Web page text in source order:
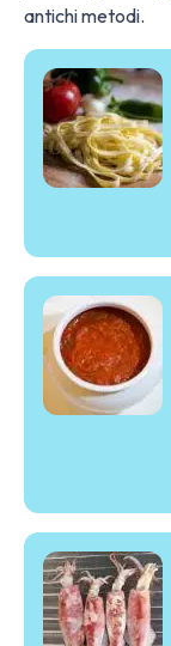
antichi metodi.